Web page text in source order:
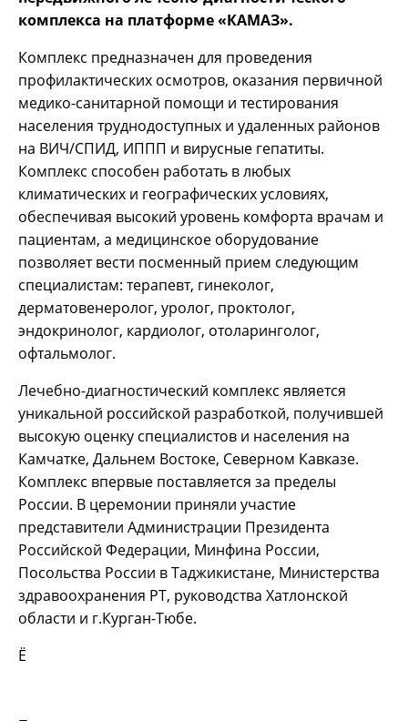
комплекса на платформе «КАМАЗ».
Комплекс предназначен для проведения
профилактических осмотров, оказания первичной
медико-санитарной помощи и тестирования
населения труднодоступных и удаленных районов
на ВИЧ/СПИД, ИППП и вирусные гепатиты.
Комплекс способен работать в любых
климатических и географических условиях,
обеспечивая высокий уровень комфорта врачам и
пациентам, а медицинское оборудование
позволяет вести посменный прием следующим
специалистам: терапевт, гинеколог,
дерматовенеролог, уролог, проктолог,
эндокринолог, кардиолог, отоларинголог,
офтальмолог.
Лечебно-диагностический комплекс является
уникальной российской разработкой, получившей
высокую оценку специалистов и населения на
Камчатке, Дальнем Востоке, Северном Кавказе.
Комплекс впервые поставляется за пределы
России. В церемонии приняли участие
представители Администрации Президента
Российской Федерации, Минфина России,
Посольства России в Таджикистане, Министерства
здравоохранения РТ, руководства Хатлонской
области и г.Курган-Тюбе.
Ё